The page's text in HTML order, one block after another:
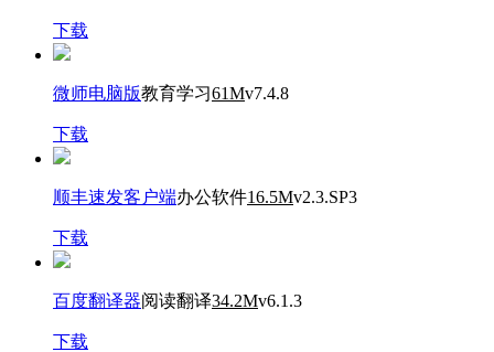
下载
微师电脑版教育学习61Mv7.4.8
下载
顺丰速发客户端办公软件16.5Mv2.3.SP3
下载
百度翻译器阅读翻译34.2Mv6.1.3
下载